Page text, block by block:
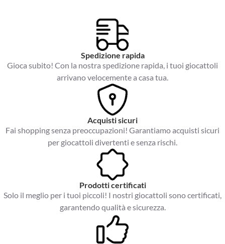
Spedizione rapida
Gioca subito! Con la nostra spedizione rapida, i tuoi giocattoli
arrivano velocemente a casa tua.
Acquisti sicuri
Fai shopping senza preoccupazioni! Garantiamo acquisti sicuri
per giocattoli divertenti e senza rischi.
Prodotti certificati
Solo il meglio per i tuoi piccoli! I nostri giocattoli sono certificati,
garantendo qualità e sicurezza.